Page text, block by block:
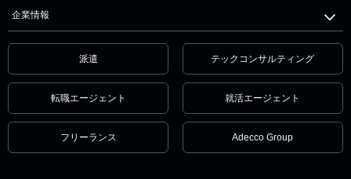
企業情報
派遣 テックコンサルティング
転職エージェント 就活エージェント
フリーランス Adecco Group